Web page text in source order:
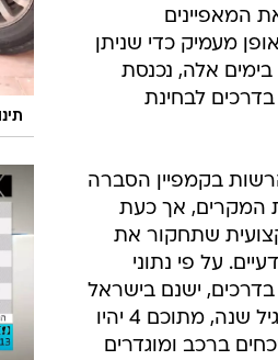
המאפיינים
מעמיק כדי שניתן
בימים אלה, נכנסת
לבחינת
בקמפיין הסברה
המקרים, אך כעת
שתחקור את
על פי נתוני
ישנם בישראל
מעל 150 אלף תינוקות עד גיל שנה, מתוכם 4 יהיו
ועוד 40 שנשכחים ברכב ומוגדרים